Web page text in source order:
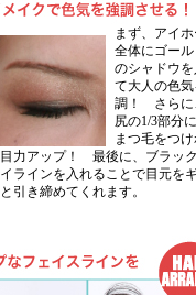
まず、アイ
全体にゴー
のシャドウ
て大人の色
調！ さらに
尻の1/3部分
まつ毛をつ
目力アップ！ 最後に、ブラッ
イラインを入れることで目元を
と引き締めてくれます。